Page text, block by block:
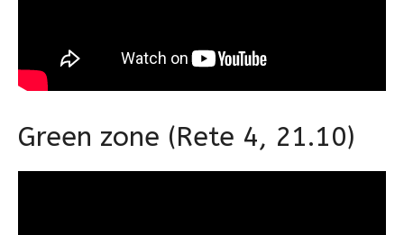
Green zone (Rete 4, 21.10)